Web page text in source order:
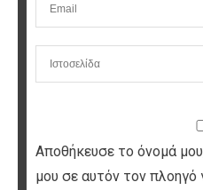
Αποθήκευσε το όνομά
μου σε αυτόν τον πλοηγό